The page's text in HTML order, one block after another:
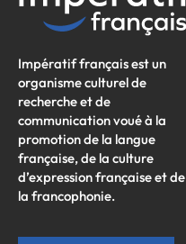
Impératif français est un
organisme culturel de
recherche et de
communication voué à la
promotion de la langue
française, de la culture
d’expression française et de
la francophonie.